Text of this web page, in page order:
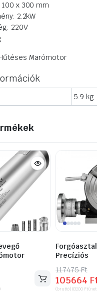
x 300 mm
2.2kW
220V
Marómotor
5.9 kg
Precíziós
117475Ft
Original
price
105664
Current
price
(bruttó)83200 Ft